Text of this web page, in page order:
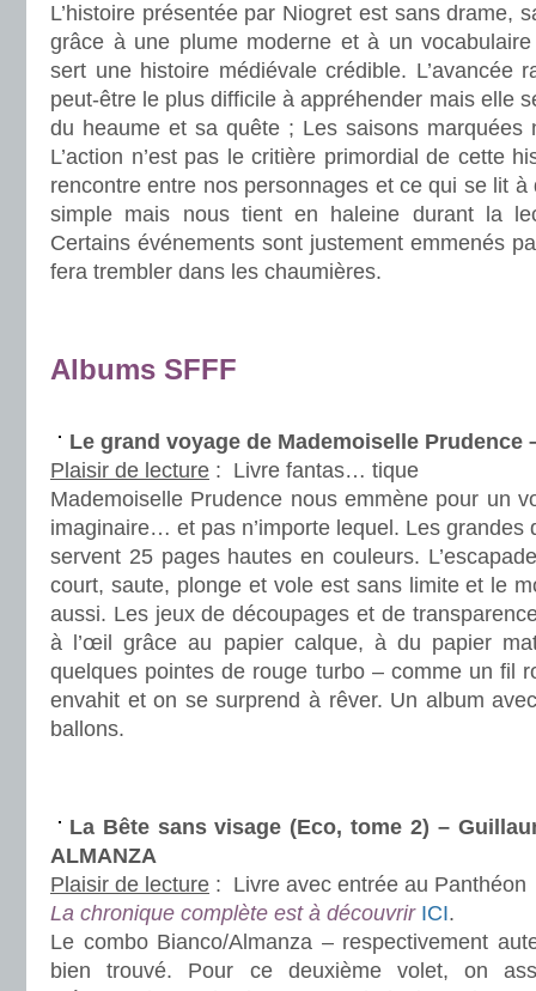
L’histoire présentée par Niogret est sans drame,
grâce à une plume moderne et à un
sert une histoire médiévale crédible. L’avancée
peut-être le plus difficile à appréhender mais elle
du heaume et sa quête ; Les saisons marquées
L’action n’est pas le critière primordial de cette
rencontre entre nos personnages et ce qui se lit à
simple mais nous tient en haleine durant la
Certains événements sont justement emmenés
fera trembler dans les chaumières.
Albums SFFF
Le grand voyage de Mademoiselle Prudence
Plaisir de lecture : Livre fantas… tique
Mademoiselle Prudence nous emmène pour un
imaginaire… et pas n’importe lequel. Les grandes
servent 25 pages hautes en couleurs.
court, saute, plonge et vole est sans limite et le
aussi. Les jeux de découpages et de
à l’œil grâce au papier calque, à du papier
quelques pointes de rouge turbo – comme un fil
envahit et on se surprend à rêver. Un album
ballons.
La Bête sans visage (Eco, tome 2) –
ALMANZA
Plaisir de lecture : Livre avec entrée au Panthéon
La chronique complète est à découvrir ICI.
Le combo Bianco/Almanza – respectivement
bien trouvé. Pour ce deuxième volet, on